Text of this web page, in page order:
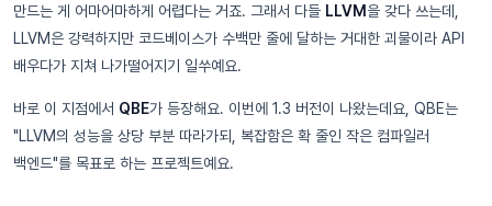
만드는 게 어마어마하게 어렵다는 거죠. 그래서 다들 LLVM을 갖다 쓰는데,
LLVM은 강력하지만 코드베이스가 수백만 줄에 달하는 거대한 괴물이라 API
배우다가 지쳐 나가떨어지기 일쑤예요.
바로 이 지점에서 QBE가 등장해요. 이번에 1.3 버전이 나왔는데요, QBE는
"LLVM의 성능을 상당 부분 따라가되, 복잡함은 확 줄인 작은 컴파일러
백엔드"를 목표로 하는 프로젝트예요.